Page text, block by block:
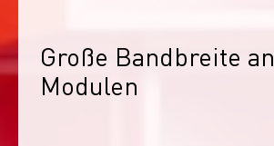
Große Bandbreite an
Modulen